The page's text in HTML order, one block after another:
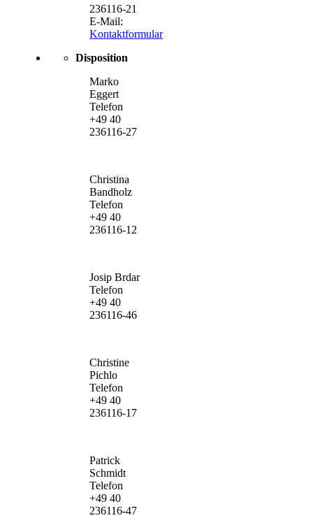
236116-21
E-Mail:
Kontaktformular
Disposition
Marko
Eggert
Telefon
+49 40
236116-27
Christina
Bandholz
Telefon
+49 40
236116-12
Josip Brdar
Telefon
+49 40
236116-46
Christine
Pichlo
Telefon
+49 40
236116-17
Patrick
Schmidt
Telefon
+49 40
236116-47